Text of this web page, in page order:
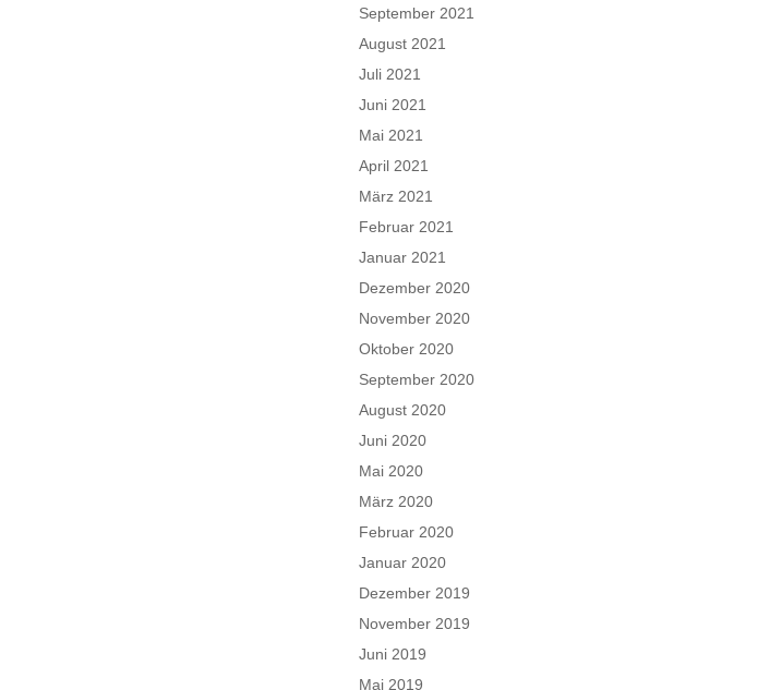
September 2021
August 2021
Juli 2021
Juni 2021
Mai 2021
April 2021
März 2021
Februar 2021
Januar 2021
Dezember 2020
November 2020
Oktober 2020
September 2020
August 2020
Juni 2020
Mai 2020
März 2020
Februar 2020
Januar 2020
Dezember 2019
November 2019
Juni 2019
Mai 2019